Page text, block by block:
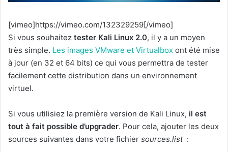
[vimeo]https://vimeo.com/132329259[/vimeo]
Si vous souhaitez tester Kali Linux 2.0, il y a un moyen
très simple. Les images VMware et Virtualbox ont été mise
à jour (en 32 et 64 bits) ce qui vous permettra de tester
facilement cette distribution dans un environnement
virtuel.
Si vous utilisiez la première version de Kali Linux, il est
tout à fait possible d’upgrader. Pour cela, ajouter les deux
sources suivantes dans votre fichier sources.list: